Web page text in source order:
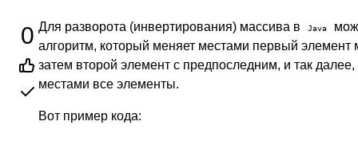
0 Для разворота (инвертирования) массива в Java
алгоритм, который меняет местами первый элемент
затем второй элемент с предпоследним, и так
местами все элементы.
Вот пример кода: